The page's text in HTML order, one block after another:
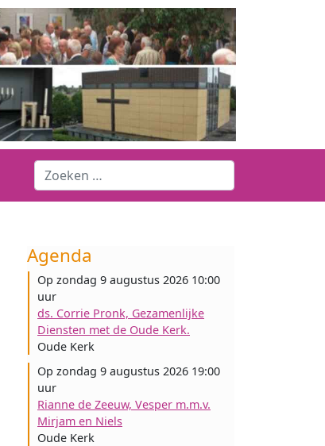
Agenda
Op zondag 9 augustus 2026 10:00
uur
ds. Corrie Pronk, Gezamenlijke
Diensten met de Oude Kerk.
Oude Kerk
Op zondag 9 augustus 2026 19:00
uur
Rianne de Zeeuw, Vesper m.m.v.
Mirjam en Niels
Oude Kerk